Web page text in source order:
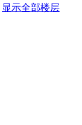
显示全部楼层